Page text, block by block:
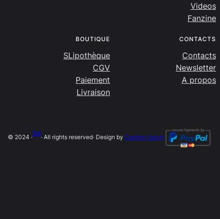
Videos
Fanzine
BOUTIQUE
SLipothèque
CGV
Paiement
Livraison
CONTACTS
Contacts
Newsletter
A propos
© 2024 ·
SLip
· All rights reserved· Design by Damien Salort